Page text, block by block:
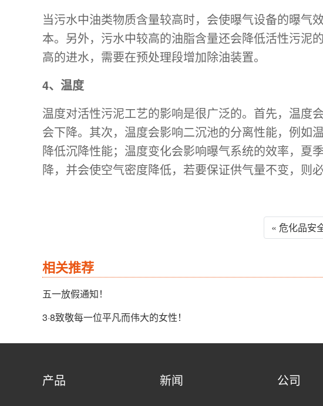
当污水中油类物质含量较高时，会使曝气设备的曝气
本。另外，污水中较高的油脂含量还会降低活性污泥
高的进水，需要在预处理段增加除油装置。
4、温度
温度对活性污泥工艺的影响是很广泛的。首先，温度
会下降。其次，温度会影响二沉池的分离性能，例如
降低沉降性能；温度变化会影响曝气系统的效率，夏
降，并会使空气密度降低，若要保证供气量不变，则
« 危化品安
相关推荐
五一放假通知！
3·8致敬每一位平凡而伟大的女性！
产品 新闻 公司